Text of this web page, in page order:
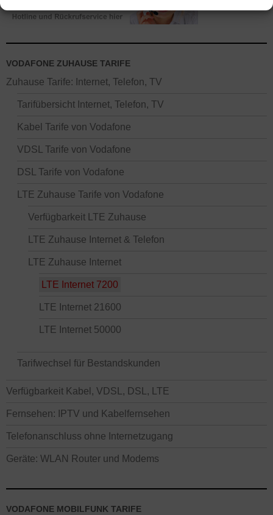
VODAFONE ZUHAUSE TARIFE
Zuhause Tarife: Internet, Telefon, TV
Tarifübersicht Internet, Telefon, TV
Kabel Tarife von Vodafone
VDSL Tarife von Vodafone
DSL Tarife von Vodafone
LTE Zuhause Tarife von Vodafone
Verfügbarkeit LTE Zuhause
LTE Zuhause Internet & Telefon
LTE Zuhause Internet
LTE Internet 7200
LTE Internet 21600
LTE Internet 50000
Tarifwechsel für Bestandskunden
Verfügbarkeit Kabel, VDSL, DSL, LTE
Fernsehen: IPTV und Kabelfernsehen
Telefonanschluss ohne Internetzugang
Geräte: WLAN Router und Modems
VODAFONE MOBILFUNK TARIFE